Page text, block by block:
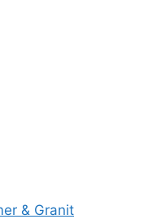
& Granit